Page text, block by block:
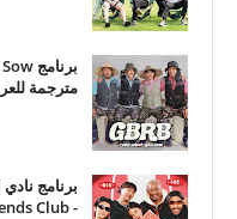
مترجمة
- The Secret Friends Club